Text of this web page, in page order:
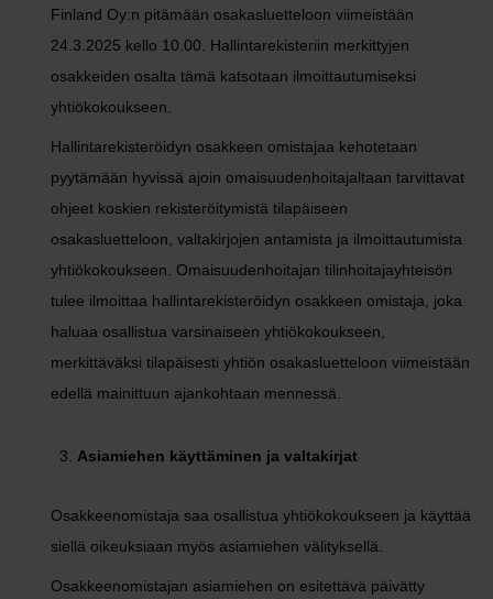
Finland Oy:n pitämään osakasluetteloon viimeistään
24.3.2025 kello 10.00. Hallintarekisteriin merkittyjen
osakkeiden osalta tämä katsotaan ilmoittautumiseksi
yhtiökokoukseen.
Hallintarekisteröidyn osakkeen omistajaa kehotetaan
pyytämään hyvissä ajoin omaisuudenhoitajaltaan tarvittavat
ohjeet koskien rekisteröitymistä tilapäiseen
osakasluetteloon, valtakirjojen antamista ja ilmoittautumista
yhtiökokoukseen. Omaisuudenhoitajan tilinhoitajayhteisön
tulee ilmoittaa hallintarekisteröidyn osakkeen omistaja, joka
haluaa osallistua varsinaiseen yhtiökokoukseen,
merkittäväksi tilapäisesti yhtiön osakasluetteloon viimeistään
edellä mainittuun ajankohtaan mennessä.
Asiamiehen käyttäminen ja valtakirjat
Osakkeenomistaja saa osallistua yhtiökokoukseen ja käyttää
siellä oikeuksiaan myös asiamiehen välityksellä.
Osakkeenomistajan asiamiehen on esitettävä päivätty